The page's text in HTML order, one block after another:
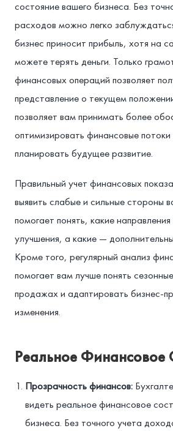
состояние вашего бизнеса. Без
расходов можно легко
бизнес приносит прибыль, хотя на
можете терять деньги. Только
финансовых операций позволяет
представление о текущем
позволяет вам принимать более
оптимизировать финансовые потоки
планировать будущее развитие.
Правильный учет финансовых
выявить слабые и сильные стороны
помогает понять, какие
улучшения, а какие —
Кроме того, регулярный анализ
помогает вам лучше понять
продажах и адаптировать бизнес-
изменения.
Реальное Финансовое
Прозрачность финансов:
видеть реальное финансовое
бизнеса. Без точного учета